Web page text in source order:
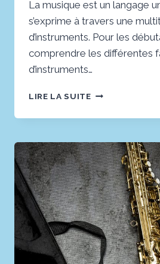
La musique est un langage
s’exprime à travers une
d’instruments. Pour les
comprendre les différentes
d’instruments…
LIRE LA SUITELES
FASCINANTES
:
UNE
DÉCOUVERTE
MUSICALE